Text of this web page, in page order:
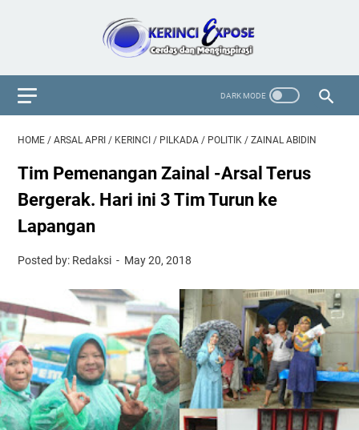
HOME / ARSAL APRI / KERINCI / PILKADA / POLITIK / ZAINAL ABIDIN
Tim Pemenangan Zainal -Arsal Terus
Bergerak. Hari ini 3 Tim Turun ke
Lapangan
Posted by: Redaksi May 20, 2018